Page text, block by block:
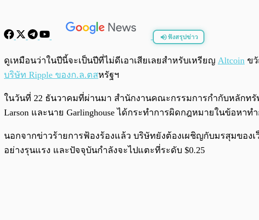
ฟังสรุปข่าว
พร้อมเล่น
ดูเหมือนว่าในปีนี้จะเป็นปีที่ไม่ดีเอาเสียเลยสำหรับเหรียญ Altcoin ข
บริษัท Ripple ของก.ล.ตสหรัฐฯ
ในวันที่ 22 ธันวาคมที่ผ่านมา สำนักงานคณะกรรมการกำกับหลักท
Larson และนาย Garlinghouse ได้กระทำการผิดกฎหมายในข้อห
นอกจากข่าวร้ายการฟ้องร้องแล้ว บริษัทยังต้องเผชิญกับมรสุมของ
อย่างรุนแรง และปัจจุบันกำลังจะไปแตะที่ระดับ $0.25